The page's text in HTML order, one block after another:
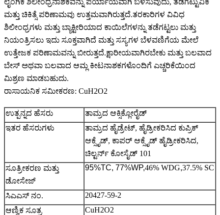
ಲೈಂಗಿಕ ಶಿಲೀಂಧ್ರನಾಶಕವನ್ನು ಪರ್ಯಾಯವಾಗಿ ಬಳಸುವುದು, ತಡೆಗಟ್ಟುವಿಕೆ
ಮತ್ತು ಚಿಕಿತ್ಸೆ ಪರಿಣಾಮವು ಉತ್ತಮವಾಗಿರುತ್ತದೆ.ತರಕಾರಿಗಳ ವಿವಿಧ
ಶಿಲೀಂಧ್ರಗಳು ಮತ್ತು ಬ್ಯಾಕ್ಟೀರಿಯಾದ ಕಾಯಿಲೆಗಳನ್ನು ತಡೆಗಟ್ಟಲು ಮತ್ತು
ನಿಯಂತ್ರಿಸಲು ಇದು ಸೂಕ್ತವಾಗಿದೆ ಮತ್ತು ಸಸ್ಯಗಳ ಬೆಳವಣಿಗೆಯ ಮೇಲೆ
ಉತ್ತೇಜಕ ಪರಿಣಾಮವನ್ನು ಬೀರುತ್ತದೆ.ಕ್ಷಾರೀಯವಾಗಿರಬೇಕು ಮತ್ತು ಬಲವಾದ
ಬೇಸ್ ಅಥವಾ ಬಲವಾದ ಆಮ್ಲ ಕೀಟನಾಶಕಗಳೊಂದಿಗೆ ಎಚ್ಚರಿಕೆಯಿಂದ
ಮಿಶ್ರಣ ಮಾಡಬಹುದು.
ರಾಸಾಯನಿಕ ಸಮೀಕರಣ: CuH2O2
ಉತ್ಪನ್ನದ ಹೆಸರು
ತಾಮ್ರದ ಆಕ್ಸಿಕ್ಲೋರೈಡ್
ಇತರ ಹೆಸರುಗಳು
ತಾಮ್ರದ ಹೈಡ್ರೇಟ್, ಹೈಡ್ರೀಕರಿಸಿದ ಕುಪ್ರಿಕ್
ಆಕ್ಸೈಡ್, ಕಾಪರ್ ಆಕ್ಸೈಡ್ ಹೈಡ್ರೀಕರಿಸಿದ,
ಚಿಲ್ಟರ್ನ್ ಕೋಸೈಡ್ 101
ಸೂತ್ರೀಕರಣ ಮತ್ತು
ಡೋಸೇಜ್
95%TC, 77%WP,46% WDG,37.5% SC
ಸಿಎಎಸ್ ನಂ.
20427-59-2
ಆಣ್ವಿಕ ಸೂತ್ರ
CuH2O2